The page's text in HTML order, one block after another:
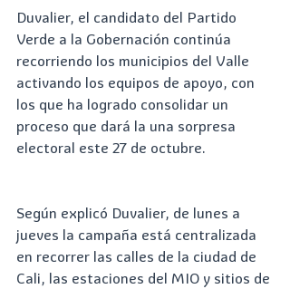
Duvalier, el candidato del Partido
Verde a la Gobernación continúa
recorriendo los municipios del Valle
activando los equipos de apoyo, con
los que ha logrado consolidar un
proceso que dará la una sorpresa
electoral este 27 de octubre.
Según explicó Duvalier, de lunes a
jueves la campaña está centralizada
en recorrer las calles de la ciudad de
Cali, las estaciones del MIO y sitios de